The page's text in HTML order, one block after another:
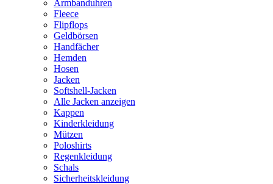
Armbanduhren
Fleece
Flipflops
Geldbörsen
Handfächer
Hemden
Hosen
Jacken
Softshell-Jacken
Alle Jacken anzeigen
Kappen
Kinderkleidung
Mützen
Poloshirts
Regenkleidung
Schals
Sicherheitskleidung